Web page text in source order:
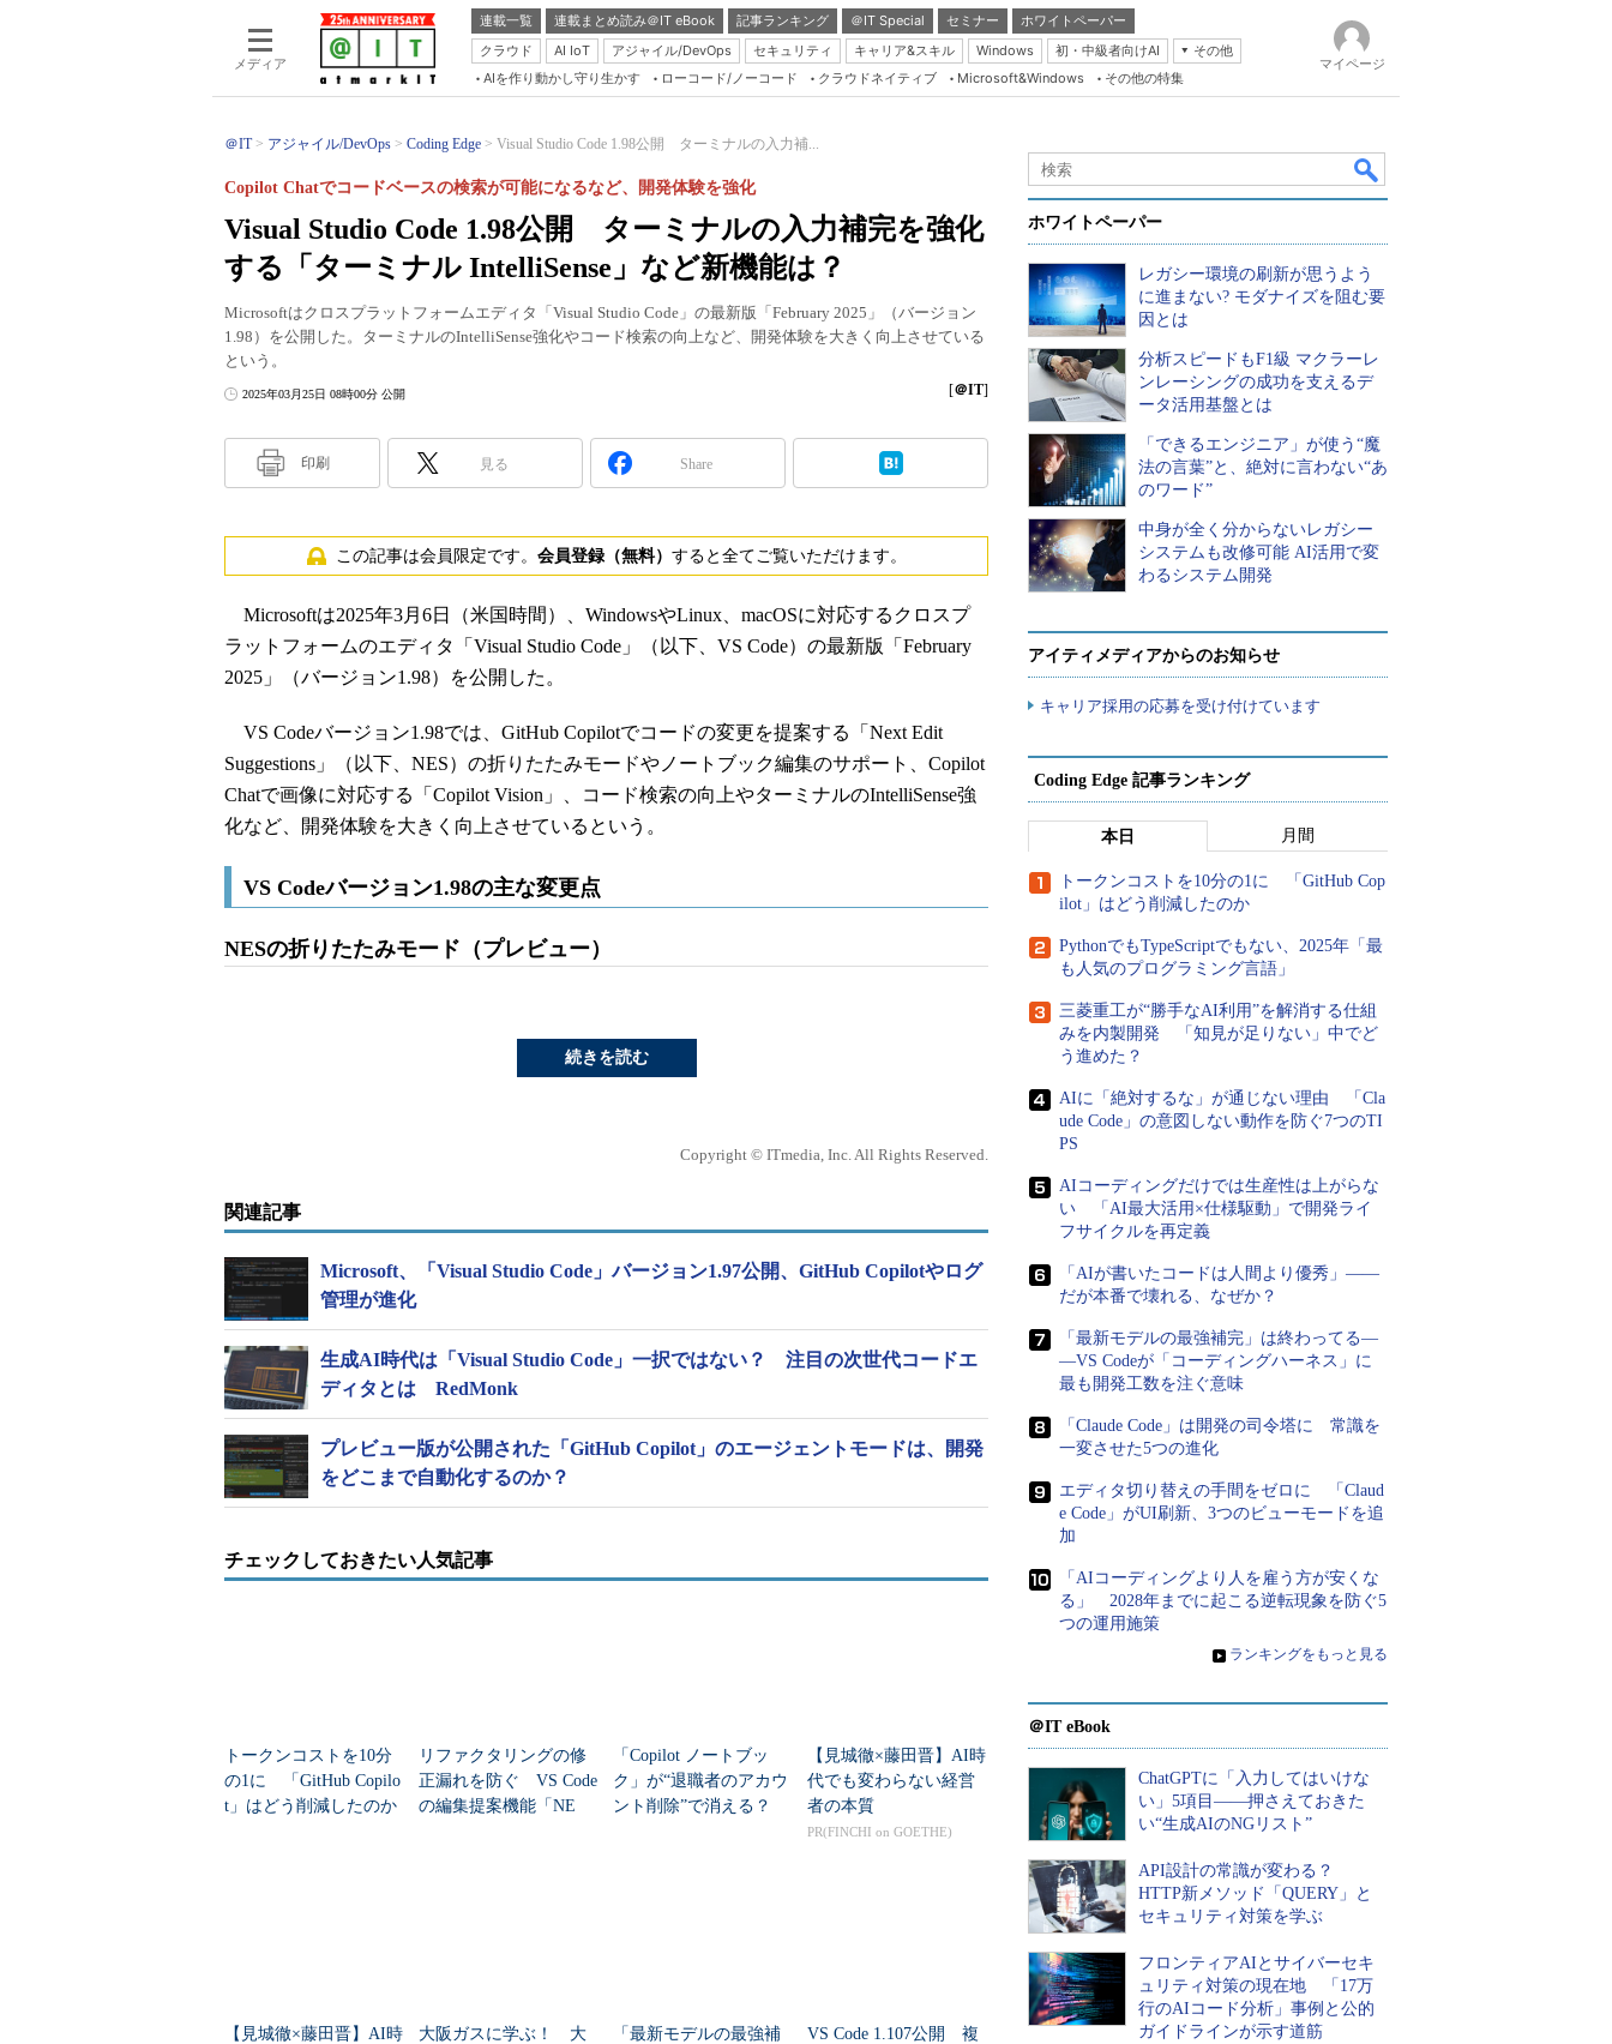
メディア
連載一覧 連載まとめ読み＠IT eBook 記事ランキング ＠IT Special セミナー
ホワイトペーパー
クラウド
AI IoT アジャイル/DevOps セキュリティ キャリア&スキル Windows 初・中級者向けAI
その他
Server & Storage
Java Agile
Database Expert
Linux ＆ OSS
Master of IP Network
Security & Trust
Test & Tools
AIを作り動かし守り生かす ローコード/ノーコード クラウドネイティブ Microsoft&Windows その他の特集
マイページ
＠IT アジャイル/DevOps Coding Edge Visual Studio Code 1.98公開 ターミナルの入力補...
Visual Studio Code 1.98公開 ターミナルの入力補完を強化
する「ターミナル IntelliSense」など新機能は？
Copilot Chatでコードベースの検索が可能になるなど、開発体験を強化
Microsoftはクロスプラットフォームエディタ「Visual Studio Code」の最新版「February 2025」（バージョン
1.98）を公開した。ターミナルのIntelliSense強化やコード検索の向上など、開発体験を大きく向上させている
という。
2025年03月25日 08時00分 公開 [＠IT]
印刷 見る Share
この記事は会員限定です。 会員登録（無料） すると全てご覧いただけます。
Microsoftは2025年3月6日（米国時間）、WindowsやLinux、macOSに対応するクロスプ
ラットフォームのエディタ「Visual Studio Code」（以下、VS Code）の最新版「February
2025」（バージョン1.98）を公開した。
VS Codeバージョン1.98では、GitHub Copilotでコードの変更を提案する「Next Edit
Suggestions」（以下、NES）の折りたたみモードやノートブック編集のサポート、Copilot
Chatで画像に対応する「Copilot Vision」、コード検索の向上やターミナルのIntelliSense強
化など、開発体験を大きく向上させているという。
VS Codeバージョン1.98の主な変更点
NESの折りたたみモード（プレビュー）
続きを読む
Copyright © ITmedia, Inc. All Rights Reserved.
関連記事
Microsoft、「Visual Studio Code」バージョン1.97公開、GitHub Copilotやログ
管理が進化
生成AI時代は「Visual Studio Code」一択ではない？ 注目の次世代コードエ
ディタとは RedMonk
プレビュー版が公開された「GitHub Copilot」のエージェントモードは、開発
をどこまで自動化するのか？
チェックしておきたい人気記事
トークンコストを10分
の1に 「GitHub Copilo
t」はどう削減したのか
リファクタリングの修
正漏れを防ぐ VS Code
の編集提案機能「NE
「Copilot ノートブッ
ク」が“退職者のアカウ
ント削除”で消える？
【見城徹×藤田晋】AI時
代でも変わらない経営
者の本質
PR(FINCHI on GOETHE)
【見城徹×藤田晋】AI時
大阪ガスに学ぶ！ 大
「最新モデルの最強補
VS Code 1.107公開 複
ホワイトペーパー
レガシー環境の刷新が思うよう
に進まない? モダナイズを阻む要
因とは
分析スピードもF1級 マクラーレ
ンレーシングの成功を支えるデ
ータ活用基盤とは
「できるエンジニア」が使う“魔
法の言葉”と、絶対に言わない“あ
のワード”
中身が全く分からないレガシー
システムも改修可能 AI活用で変
わるシステム開発
アイティメディアからのお知らせ
キャリア採用の応募を受け付けています
Coding Edge 記事ランキング
本日 月間
トークンコストを10分の1に 「GitHub Cop
ilot」はどう削減したのか
PythonでもTypeScriptでもない、2025年「最
も人気のプログラミング言語」
三菱重工が“勝手なAI利用”を解消する仕組
みを内製開発 「知見が足りない」中でど
う進めた？
AIに「絶対するな」が通じない理由 「Cla
ude Code」の意図しない動作を防ぐ7つのTI
PS
AIコーディングだけでは生産性は上がらな
い 「AI最大活用×仕様駆動」で開発ライ
フサイクルを再定義
「AIが書いたコードは人間より優秀」――
だが本番で壊れる、なぜか？
「最新モデルの最強補完」は終わってる―
―VS Codeが「コーディングハーネス」に
最も開発工数を注ぐ意味
「Claude Code」は開発の司令塔に 常識を
一変させた5つの進化
エディタ切り替えの手間をゼロに 「Claud
e Code」がUI刷新、3つのビューモードを追
加
「AIコーディングより人を雇う方が安くな
る」 2028年までに起こる逆転現象を防ぐ5
つの運用施策
» ランキングをもっと見る
＠IT eBook
ChatGPTに「入力してはいけな
い」5項目――押さえておきた
い“生成AIのNGリスト”
API設計の常識が変わる？
HTTP新メソッド「QUERY」と
セキュリティ対策を学ぶ
フロンティアAIとサイバーセキ
ュリティ対策の現在地 「17万
行のAIコード分析」事例と公的
ガイドラインが示す道筋